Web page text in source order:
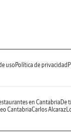
usoPolítica de privacidad
en Cantabria De
CantabriaCarlos Alcaraz